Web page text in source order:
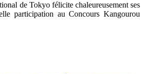
de Tokyo félicite chaleureusement ses
participation au Concours Kangourou